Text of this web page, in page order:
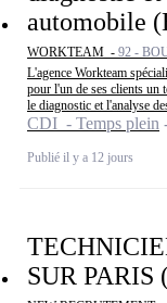
automobile
WORKTEAM - 92 -
L'agence Workteam
pour l'un de ses clients un
le diagnostic et l'analyse
CDI - Temps plein
Publié il y a 12 jours
SUR PARIS